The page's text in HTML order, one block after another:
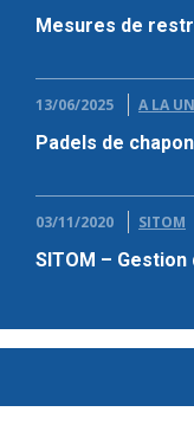
Mesures de
13/06/2025 A LA
Padels de
03/11/2020 SITOM
SITOM –